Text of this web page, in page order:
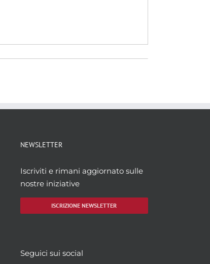
NEWSLETTER
Iscriviti e rimani aggiornato sulle
nostre iniziative
ISCRIZIONE NEWSLETTER
Seguici sui social